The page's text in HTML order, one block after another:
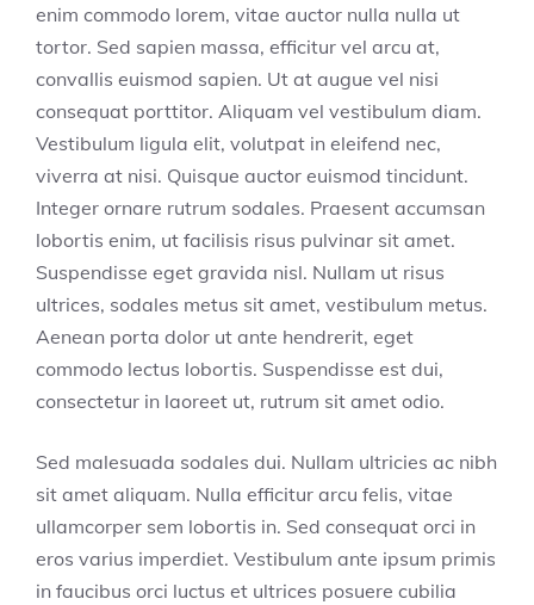
enim commodo lorem, vitae auctor nulla nulla ut
tortor. Sed sapien massa, efficitur vel arcu at,
convallis euismod sapien. Ut at augue vel nisi
consequat porttitor. Aliquam vel vestibulum diam.
Vestibulum ligula elit, volutpat in eleifend nec,
viverra at nisi. Quisque auctor euismod tincidunt.
Integer ornare rutrum sodales. Praesent accumsan
lobortis enim, ut facilisis risus pulvinar sit amet.
Suspendisse eget gravida nisl. Nullam ut risus
ultrices, sodales metus sit amet, vestibulum metus.
Aenean porta dolor ut ante hendrerit, eget
commodo lectus lobortis. Suspendisse est dui,
consectetur in laoreet ut, rutrum sit amet odio.
Sed malesuada sodales dui. Nullam ultricies ac nibh
sit amet aliquam. Nulla efficitur arcu felis, vitae
ullamcorper sem lobortis in. Sed consequat orci in
eros varius imperdiet. Vestibulum ante ipsum primis
in faucibus orci luctus et ultrices posuere cubilia